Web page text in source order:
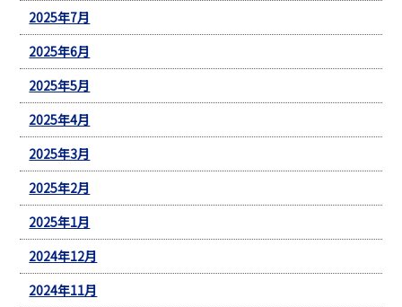
2025年7月
2025年6月
2025年5月
2025年4月
2025年3月
2025年2月
2025年1月
2024年12月
2024年11月